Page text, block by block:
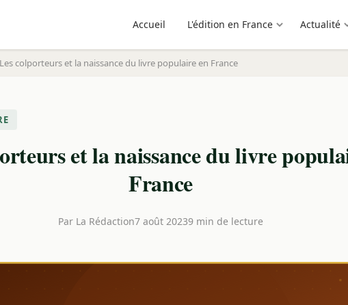
Accueil L'édition en France Actualité
Les colporteurs et la naissance du livre populaire en France
et la naissance du livre
France
Par La Rédaction7 août 20239 min de lecture